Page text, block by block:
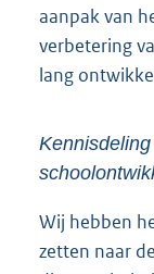
aanpak van
verbetering
lang
Wij hebben
zetten naar